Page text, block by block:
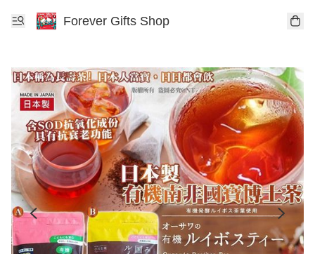
Forever Gifts Shop